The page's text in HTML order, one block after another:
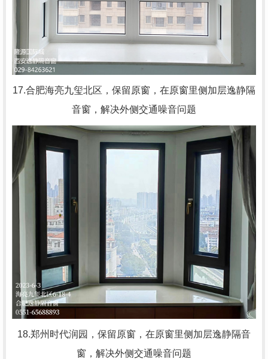
17.合肥海亮九玺北区， 保留原窗，在原窗里侧加层逸静隔
音窗，解决外侧交通噪音问题
18.郑州时代润园， 保留原窗，在原窗里侧加层逸静隔音
窗，解决外侧交通噪音问题